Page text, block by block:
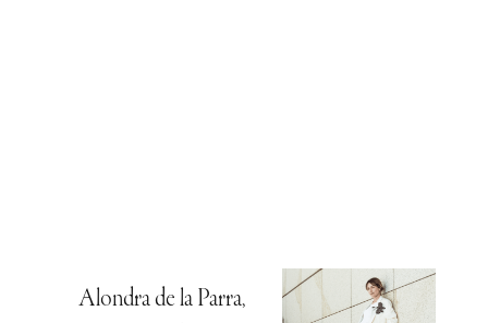
Alondra de la Parra,